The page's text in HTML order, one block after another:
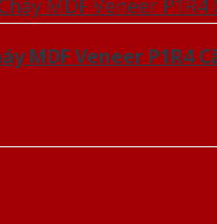
MDF Veneer P1R4